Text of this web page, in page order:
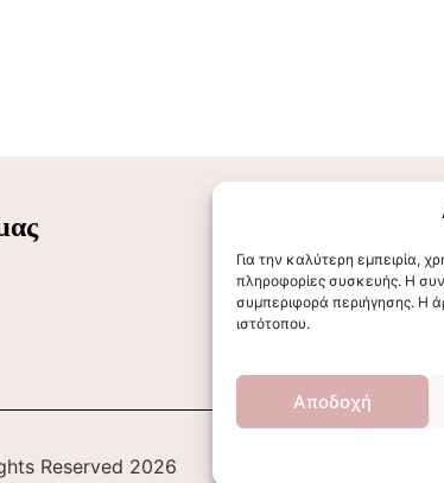
Για την καλύτερη εμπειρία,
πληροφορίες συσκευής. Η
συμπεριφορά περιήγησης. Η
ιστότοπου.
Αποδοχή
Reserved 2026